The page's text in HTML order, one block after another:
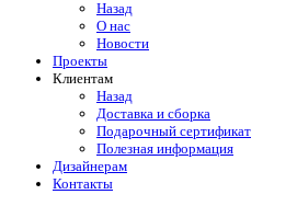
Назад
О нас
Новости
Проекты
Клиентам
Назад
Доставка и сборка
Подарочный сертификат
Полезная информация
Дизайнерам
Контакты